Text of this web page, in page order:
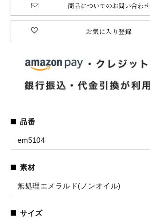
お気に入り登録
商品についてのお問い合わせ
品番
em5104
素材
無処理エメラルド(ノンオイル)
サイズ